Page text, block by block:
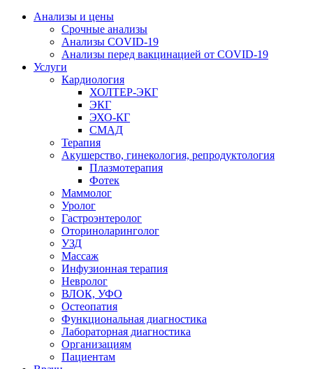
Анализы и цены
Срочные анализы
Анализы COVID-19
Анализы перед вакцинацией от COVID-19
Услуги
Кардиология
ХОЛТЕР-ЭКГ
ЭКГ
ЭХО-КГ
СМАД
Терапия
Акушерство, гинекология, репродуктология
Плазмотерапия
Фотек
Маммолог
Уролог
Гастроэнтеролог
Оториноларинголог
УЗД
Массаж
Инфузионная терапия
Невролог
ВЛОК, УФО
Остеопатия
Функциональная диагностика
Лабораторная диагностика
Организациям
Пациентам